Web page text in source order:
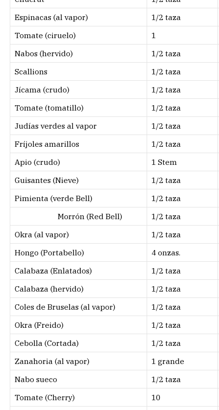
Espinacas (al vapor)
1/2 taza
Tomate (ciruelo)
1
Nabos (hervido)
1/2 taza
Scallions
1/2 taza
Jícama (crudo)
1/2 taza
Tomate (tomatillo)
1/2 taza
Judías verdes al vapor
1/2 taza
Fríjoles amarillos
1/2 taza
Apio (crudo)
1 Stem
Guisantes (Nieve)
1/2 taza
Pimienta (verde Bell)
1/2 taza
Morrón (Red Bell)
1/2 taza
Okra (al vapor)
1/2 taza
Hongo (Portabello)
4 onzas.
Calabaza (Enlatados)
1/2 taza
Calabaza (hervido)
1/2 taza
Coles de Bruselas (al vapor)
1/2 taza
Okra (Freido)
1/2 taza
Cebolla (Cortada)
1/2 taza
Zanahoria (al vapor)
1 grande
Nabo sueco
1/2 taza
Tomate (Cherry)
10